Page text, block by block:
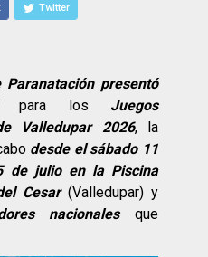
Twitter
presentó
los Juegos
Valledupar 2026, la
desde el sábado 11
de julio en la Piscina
Cesar (Valledupar) y
nacionales
que